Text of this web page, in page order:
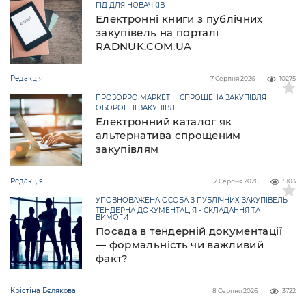
Електронні книги з публічних
закупівель на порталі
RADNUK.COM.UA
ГІД ДЛЯ НОВАЧКІВ
Редакція 10275
7 Серпня 2026
Електронний каталог як
альтернатива спрощеним
закупівлям
ПРОЗОРРО МАРКЕТ
СПРОЩЕНА ЗАКУПІВЛЯ
ОБОРОННІ ЗАКУПІВЛІ
Редакція 5103
2 Серпня 2026
Посада в тендерній документації
— формальність чи важливий
факт?
УПОВНОВАЖЕНА ОСОБА З ПУБЛІЧНИХ ЗАКУПІВЕЛЬ
ТЕНДЕРНА ДОКУМЕНТАЦІЯ - СКЛАДАННЯ ТА
ВИМОГИ
Крістіна Бєлякова 3722
8 Серпня 2026